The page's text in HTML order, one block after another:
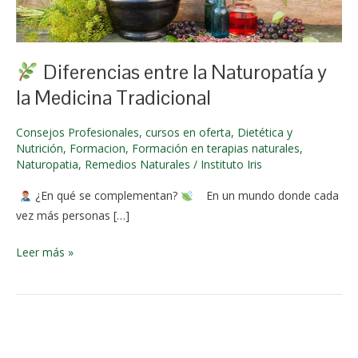
julio de
2025
Diferencias entre la Naturopatía y
la Medicina Tradicional
Consejos Profesionales, cursos en oferta, Dietética y
Nutrición, Formacion, Formación en terapias naturales,
Naturopatia, Remedios Naturales / Instituto Iris
¿En qué se complementan?
En un mundo donde cada
vez más personas […]
Naturopatía
y
la
Medicina
Tradicional
Leer más »